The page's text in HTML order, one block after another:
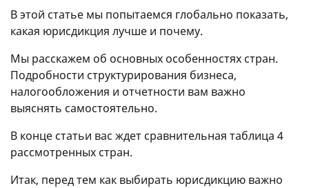
В этой статье мы попытаемся глобально показать,
какая юрисдикция лучше и почему.
Мы расскажем об основных особенностях стран.
Подробности структурирования бизнеса,
налогообложения и отчетности вам важно
выяснять самостоятельно.
В конце статьи вас ждет сравнительная таблица 4
рассмотренных стран.
Итак, перед тем как выбирать юрисдикцию важно